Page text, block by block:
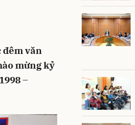
đêm văn
mừng kỷ
–
Gửi